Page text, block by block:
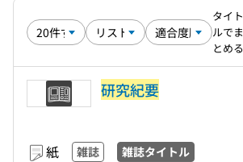
タイト
ルでま
とめる
研究紀要
紙 雑誌 雑誌タイトル